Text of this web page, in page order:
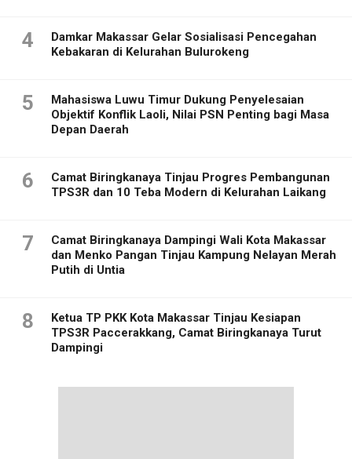
4
Damkar Makassar Gelar Sosialisasi Pencegahan
Kebakaran di Kelurahan Bulurokeng
5
Mahasiswa Luwu Timur Dukung Penyelesaian
Objektif Konflik Laoli, Nilai PSN Penting bagi Masa
Depan Daerah
6
Camat Biringkanaya Tinjau Progres Pembangunan
TPS3R dan 10 Teba Modern di Kelurahan Laikang
7
Camat Biringkanaya Dampingi Wali Kota Makassar
dan Menko Pangan Tinjau Kampung Nelayan Merah
Putih di Untia
8
Ketua TP PKK Kota Makassar Tinjau Kesiapan
TPS3R Paccerakkang, Camat Biringkanaya Turut
Dampingi